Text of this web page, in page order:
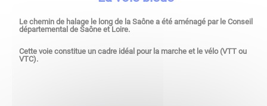
Le chemin de halage le long de la Saône a été aménagé par le Conseil
départemental de Saône et Loire.
Cette voie constitue un cadre idéal pour la marche et le vélo (VTT ou
VTC).